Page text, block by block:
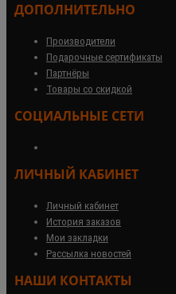
ДОПОЛНИТЕЛЬНО
Производители
Подарочные сертификаты
Партнёры
Товары со скидкой
СОЦИАЛЬНЫЕ СЕТИ
ЛИЧНЫЙ КАБИНЕТ
Личный кабинет
История заказов
Мои закладки
Рассылка новостей
НАШИ КОНТАКТЫ